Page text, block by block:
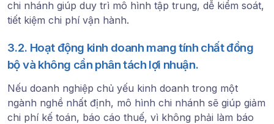
chi nhánh giúp duy trì mô hình tập trung, dễ kiểm soát,
tiết kiệm chi phí vận hành.
3.2. Hoạt động kinh doanh mang tính chất đồng
bộ và không cần phân tách lợi nhuận.
Nếu doanh nghiệp chủ yếu kinh doanh trong một
ngành nghề nhất định, mô hình chi nhánh sẽ giúp giảm
chi phí kế toán, báo cáo thuế, vì không phải làm báo